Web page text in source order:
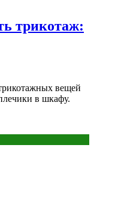
трикотаж:
вещей
в шкафу.